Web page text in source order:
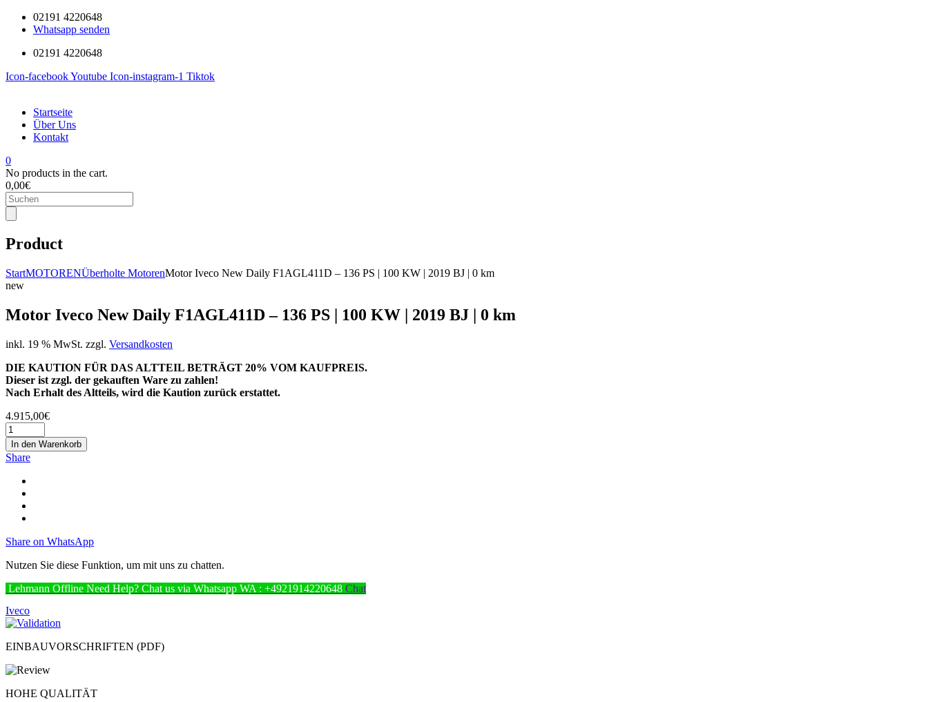
02191 4220648
Whatsapp senden
02191 4220648
Icon-facebookYoutube Icon-instagram-1 Tiktok
Startseite
Über Uns
Kontakt
0
No products in the cart.
0,00€
Products
search
Product
StartMOTORENÜberholte MotorenMotor Iveco New Daily F1AGL411D – 136 PS | 100 KW | 2019 BJ | 0 km
new
Motor Iveco New Daily F1AGL411D – 136 PS | 100 KW | 2019 BJ | 0 km
inkl. 19 % MwSt. zzgl. Versandkosten
DIE KAUTION FÜR DAS ALTTEIL BETRÄGT 20% VOM KAUFPREIS.
Dieser ist zzgl. der gekauften Ware zu zahlen!
Nach Erhalt des Altteils, wird die Kaution zurück erstattet.
4.915,00€
In den Warenkorb
Share
Share on WhatsApp
Nutzen Sie diese Funktion, um mit uns zu chatten.
Lehmann Offline Need Help? Chat us via Whatsapp WA : +4921914220648 Chat
Iveco
EINBAUVORSCHRIFTEN (PDF)
HOHE QUALITÄT